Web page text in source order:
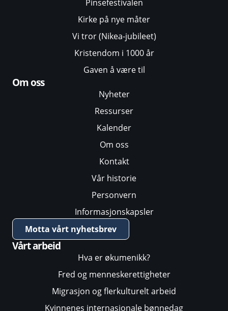
Pinsefestivalen
Kirke på nye måter
Vi tror (Nikea-jubileet)
Kristendom i 1000 år
Gaven å være til
Om oss
Nyheter
Ressurser
Kalender
Om oss
Kontakt
Vår historie
Personvern
Informasjonskapsler
Motta vårt nyhetsbrev
Vårt arbeid
Hva er økumenikk?
Fred og menneskerettigheter
Migrasjon og flerkulturelt arbeid
Kvinnenes internasjonale bønnedag